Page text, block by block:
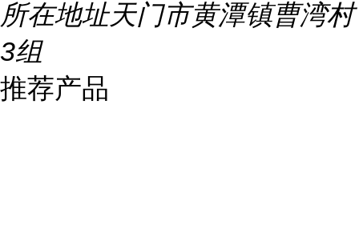
所在地址天门市黄潭镇曹湾村
3组
推荐产品